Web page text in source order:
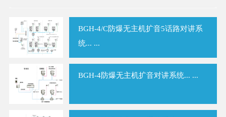
BGH-4/C防爆无主机扩音5话路对讲系
统... ...
BGH-4防爆无主机扩音对讲系统... ...